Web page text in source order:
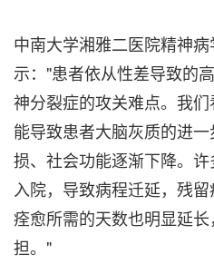
中南大学湘雅二医院精神
示："患者依从性差导致的
神分裂症的攻关难点。我
能导致患者大脑灰质的进
损、社会功能逐渐下降。
入院，导致病程迁延，残
痊愈所需的天数也明显延
担。"